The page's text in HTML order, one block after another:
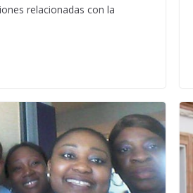
relacionadas con la